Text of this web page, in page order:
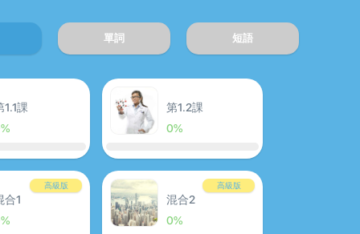
單詞 短語
1.1課
第1.2課
0%
高級版
合1
高級版
混合2
0%